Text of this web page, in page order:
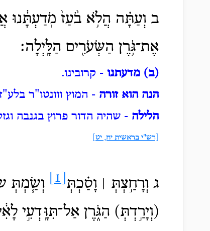
ב וְעַתָּ֗ה הֲלֹ֥א בֹ֨עַז֙ מֹֽדַעְתָּ֔נוּ
אֶת־גֹּ֥רֶן הַשְּׂעֹרִ֖ים הַלָּֽיְלָה׃
(ב) מדעתנו - קרובינו.
הנה הוא זורה - המוץ ווונטו"ר
הלילה - שהיה הדור פרוץ בגנבה
[רש"י בראשית יח, יט]
ג וְרָחַ֣צְתְּ ׀ וָסַ֗כְתְּ
וְשַׂ֧מְתְּ
(וְיָרַ֣דְתְּ) הַגֹּ֑רֶן אַל־תִּוָּֽדְעִ֣י